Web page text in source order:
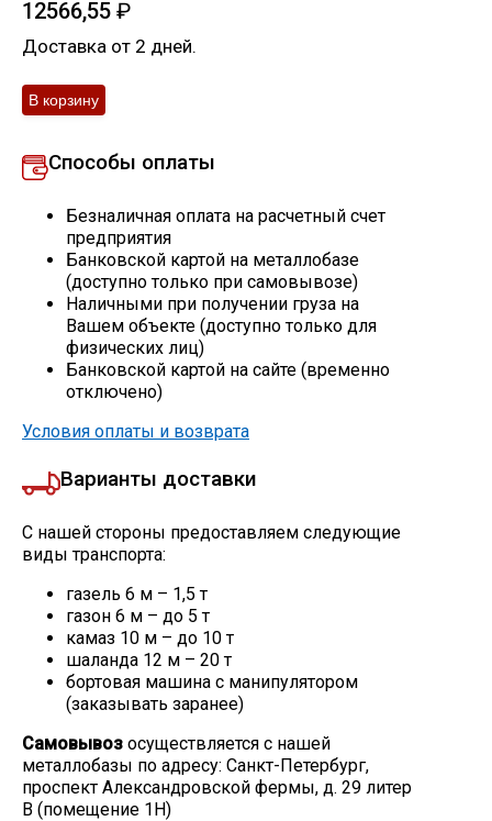
Скобо-гибочные изделия
Алюминиевый прокат
12566,55 ₽
Доставка от 2 дней.
Способы оплаты
Безналичная оплата на расчетный счет
предприятия
Банковской картой на металлобазе
(доступно только при самовывозе)
Наличными при получении груза на
Вашем объекте (доступно только для
физических лиц)
Банковской картой на сайте (временно
отключено)
Условия оплаты и возврата
Варианты доставки
С нашей стороны предоставляем следующие
виды транспорта:
газель 6 м – 1,5 т
газон 6 м – до 5 т
камаз 10 м – до 10 т
шаланда 12 м – 20 т
бортовая машина с манипулятором
(заказывать заранее)
Самовывоз осуществляется с нашей
металлобазы по адресу: Санкт-Петербург,
проспект Александровской фермы, д. 29 литер
В (помещение 1Н)